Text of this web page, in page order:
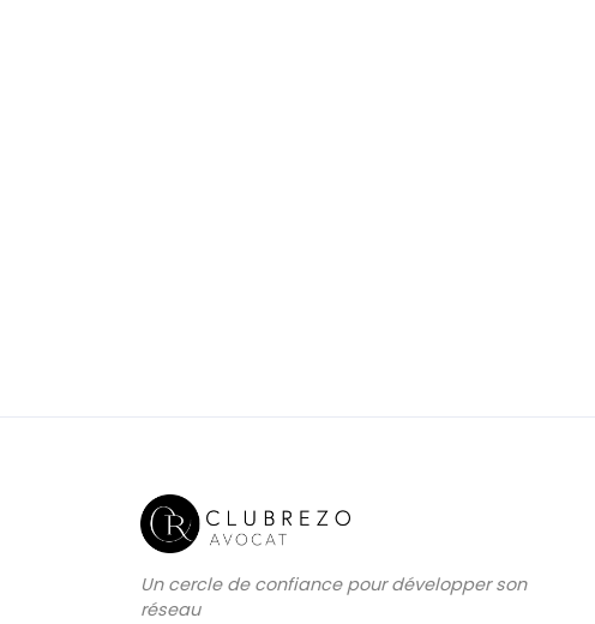
Un cercle de confiance pour développer son
réseau